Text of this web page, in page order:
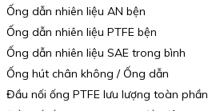
Ống dẫn nhiên liệu AN bện
Ống dẫn nhiên liệu PTFE bện
Ống dẫn nhiên liệu SAE trong bình
Ống hút chân không / Ống dẫn
Đầu nối ống PTFE lưu lượng toàn phần